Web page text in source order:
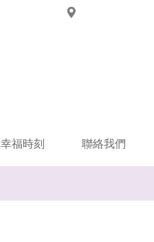
幸福時刻 聯絡我們